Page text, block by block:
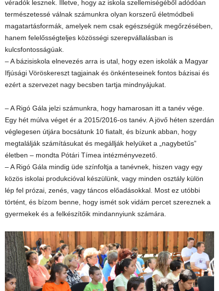
véradók lesznek. Illetve, hogy az iskola szellemiségéből adódóan
természetessé válnak számunkra olyan korszerű életmódbeli
magatartásformák, amelyek nem csak egészségük megőrzésében,
hanem felelősségteljes közösségi szerepvállalásban is
kulcsfontosságúak.
– A bázisiskola elnevezés arra is utal, hogy ezen iskolák a Magyar
Ifjúsági Vöröskereszt tagjainak és önkénteseinek fontos bázisai és
ezért a szervezet nagy becsben tartja mindnyájukat.
– A Rigó Gála jelzi számunkra, hogy hamarosan itt a tanév vége.
Egy hét múlva véget ér a 2015/2016-os tanév. A jövő héten szerdán
véglegesen útjára bocsátunk 10 fiatalt, és bízunk abban, hogy
megtalálják számításukat és megállják helyüket a „nagybetűs”
életben – mondta Pótári Tímea intézményvezető.
– A Rigó Gála mindig üde színfoltja a tanévnek, hiszen vagy egy
közös iskolai produkcióval készülünk, vagy minden osztály külön
lép fel prózai, zenés, vagy táncos előadásokkal. Most ez utóbbi
történt, és bízom benne, hogy ismét sok vidám percet szereznek a
gyermekek és a felkészítőik mindannyiunk számára.